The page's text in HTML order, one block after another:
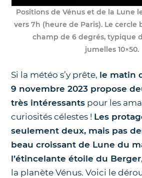
Positions de Vénus et de la Lune
vers 7h (heure de Paris). Le
champ de 6 degrés, typique
jumelles 10×50.
Si la météo s’y prête, le matin
9 novembre 2023 propose
très intéressants pour les
curiosités célestes ! Les
seulement deux, mais pas
beau croissant de Lune du
l’étincelante étoile du Berger
la planète Vénus. Voici le